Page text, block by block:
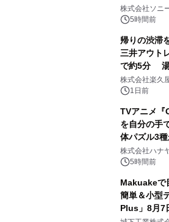
ラボレーシ
ボグッズも
株式会社ソニ
5時間前
帰りの渋滞
三井アウト
で約5分 湯
メニューを提
株式会社楽久
1日前
TVアニメ『
を自分の手
体パズル3
ギミックが
ルが8月7日(
株式会社ハナ
5時間前
Makuakeで
簡単＆小型
Plus」8月7